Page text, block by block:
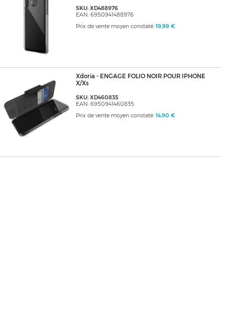
SKU: XD488976
EAN: 6950941488976
Prix de vente moyen constaté: 19,99 €
Xdoria - ENGAGE FOLIO NOIR POUR IPHONE
X/Xs
SKU: XD460835
EAN: 6950941460835
Prix de vente moyen constaté: 14,90 €